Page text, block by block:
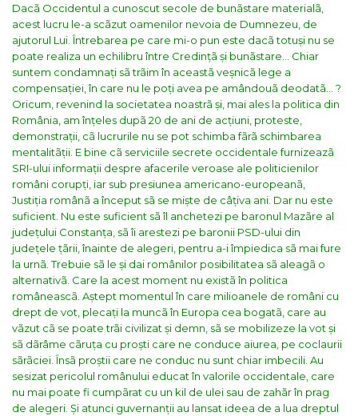
Dacã Occidentul a cunoscut secole de bunãstare materialã,
acest lucru le-a scãzut oamenilor nevoia de Dumnezeu, de
ajutorul Lui. Întrebarea pe care mi-o pun este dacã totuși nu se
poate realiza un echilibru între Credințã și bunãstare…
Chiar
suntem condamnați sã trãim în aceastã veșnicã lege a
compensației, în care nu le poți avea pe amândouã deodatã… ?
Oricum, revenind la societatea noastrã și, mai ales la politica din
România, am înțeles dupã 20 de ani de acțiuni, proteste,
demonstrații, cã lucrurile nu se pot schimba fãrã schimbarea
mentalitãții. E bine cã serviciile secrete occidentale furnizeazã
SRI-ului informații despre afacerile veroase ale politicienilor
români corupți, iar sub presiunea americano-europeanã,
Justiția românã a început sã se miște de câțiva ani. Dar nu este
suficient. Nu este suficient sã îl anchetezi pe baronul Mazãre al
județului Constanța, sã îi arestezi pe baronii PSD-ului din
județele țãrii, înainte de alegeri, pentru a-i împiedica sã mai fure
la urnã. Trebuie sã le și dai românilor posibilitatea sã aleagã o
alternativã. Care la acest moment nu existã în politica
româneascã. Aștept momentul în care milioanele de români cu
drept de vot, plecați la muncã în Europa cea bogatã, care au
vãzut cã se poate trãi civilizat și demn, sã se mobilizeze la vot și
sã dãrâme cãruța cu proști care ne conduce aiurea, pe coclaurii
sãrãciei. Însã proștii care ne conduc nu sunt chiar imbecili. Au
sesizat pericolul românului educat în valorile occidentale, care
nu mai poate fi cumpãrat cu un kil de ulei sau de zahãr în prag
de alegeri. Și atunci guvernanții au lansat ideea de a lua dreptul